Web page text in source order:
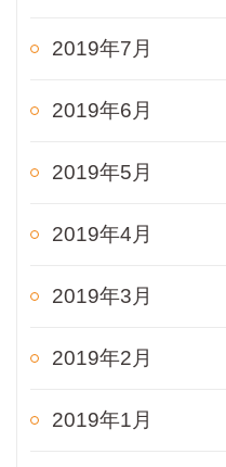
2019年7月
2019年6月
2019年5月
2019年4月
2019年3月
2019年2月
2019年1月